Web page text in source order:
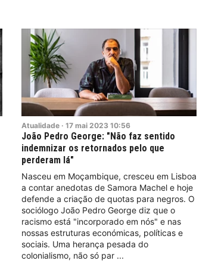
Atualidade · 17 mai 2023 10:56
João Pedro George: "Não faz sentido
indemnizar os retornados pelo que
perderam lá"
Nasceu em Moçambique, cresceu em Lisboa
a contar anedotas de Samora Machel e hoje
defende a criação de quotas para negros. O
sociólogo João Pedro George diz que o
racismo está "incorporado em nós" e nas
nossas estruturas económicas, políticas e
sociais. Uma herança pesada do
colonialismo, não só par